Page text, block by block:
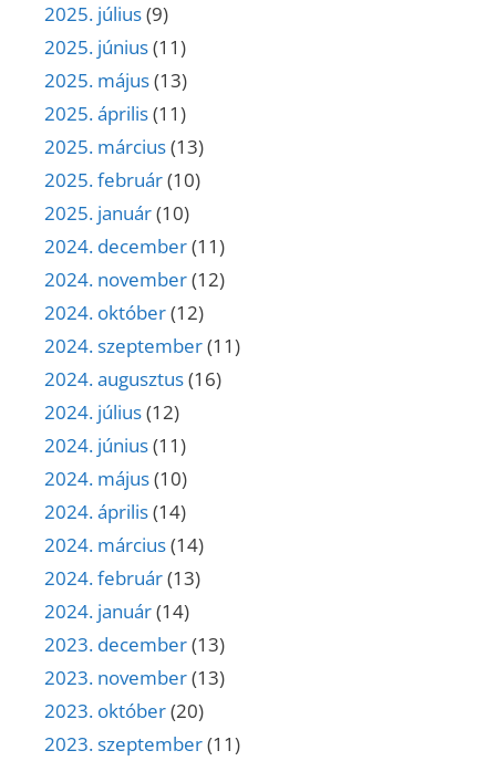
2025. július(9)
2025. június(11)
2025. május(13)
2025. április(11)
2025. március(13)
2025. február(10)
2025. január(10)
2024. december(11)
2024. november(12)
2024. október(12)
2024. szeptember(11)
2024. augusztus(16)
2024. július(12)
2024. június(11)
2024. május(10)
2024. április(14)
2024. március(14)
2024. február(13)
2024. január(14)
2023. december(13)
2023. november(13)
2023. október(20)
2023. szeptember(11)